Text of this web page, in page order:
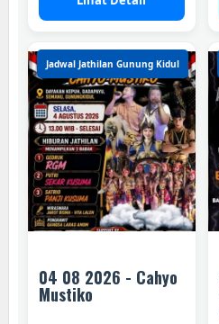
Jadwal Jathilan Gunung Kidul
04 08 2026 - Cahyo
Mustiko